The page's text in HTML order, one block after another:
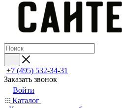
+7 (495) 532‑34‑31
Заказать звонок
Войти
Каталог